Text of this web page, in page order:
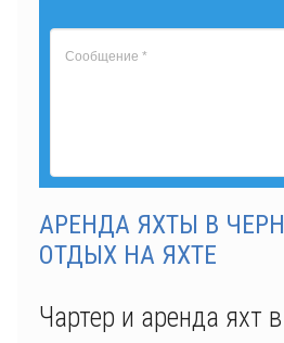
АРЕНДА ЯХТЫ В
ОТДЫХ НА ЯХТЕ
Чартер и аренда яхт